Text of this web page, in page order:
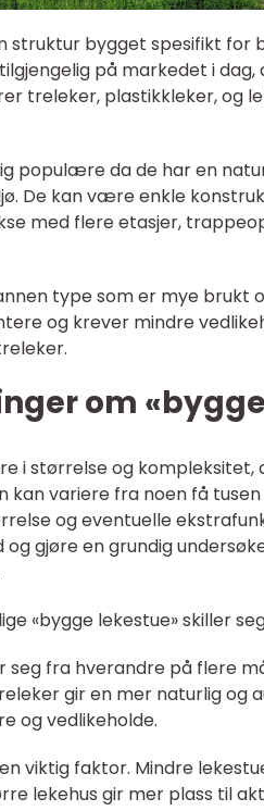
struktur bygget spesifikt for
på markedet i
treleker, plastikkleker, og
populære da de har en
De kan være enkle
med flere etasjer,
type som er mye brukt
og krever mindre
om
i størrelse og kompleksitet,
kan variere fra noen få
og eventuelle
gjøre en grundig
«bygge lekestue» skiller
seg fra hverandre på flere
gir en mer naturlig og
og vedlikeholde.
viktig faktor. Mindre
lekehus gir mer plass til